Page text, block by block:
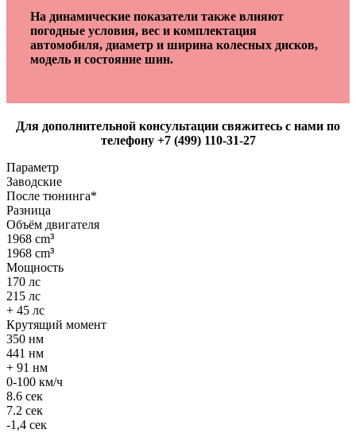
На динамические показатели также влияют
погодные условия, вес и комплектация
автомобиля, диаметр и ширина колесных дисков,
модель и состояние шин.
Для дополнительной консультации свяжитесь с нами по
телефону +7 (499) 110-31-27
Параметр
Заводские
После тюнинга*
Разница
Объём двигателя
1968 cm³
1968 cm³
Мощность
170 лс
215 лс
+ 45 лс
Крутящий момент
350 нм
441 нм
+ 91 нм
0-100 км/ч
8.6 сек
7.2 сек
-1,4 сек